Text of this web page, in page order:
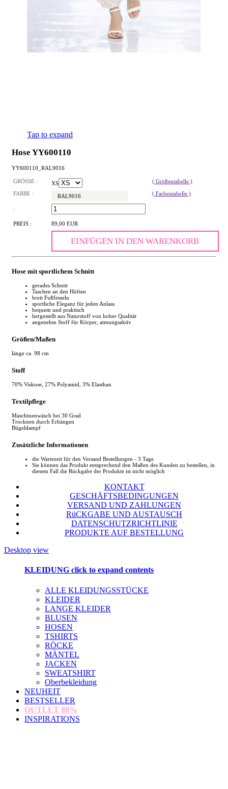
Tap to expand
Hose YY600110
YY600110_RAL9016
GRÖSSE : XS
( Größentabelle )
FARBE :
RAL9016 ( Farbentabelle )
:
PREIS : 89,00 EUR
EINFÜGEN IN DEN WARENKORB
Hose mit sportlichem Schnitt
gerades Schnitt
Taschen an den Hüften
breit Fußfesseln
sportliche Eleganz für jeden Anlass
bequem und praktisch
hergestellt aus Naturstoff von hoher Qualität
angenehm Stoff für Körper, atmungsaktiv
Größen/Maßen
länge ca. 98 cm
Stoff
70% Viskose, 27% Polyamid, 3% Elasthan
Textilpflege
Maschinenwäsch bei 30 Grad
Trocknen durch Erhängen
Bügeldampf
Zusätzliche Informationen
die Wartezeit für den Versand Bestellungen - 3 Tage
Sie können das Produkt entsprechend den Maßen des Kunden zu bestellen, in
diesem Fall die Rückgabe der Produkte ist nicht möglich
KONTAKT
GESCHÄFTSBEDINGUNGEN
VERSAND UND ZAHLUNGEN
RüCKGABE UND AUSTAUSCH
DATENSCHUTZRICHTLINIE
PRODUKTE AUF BESTELLUNG
Desktop view
KLEIDUNG click to expand contents
ALLE KLEIDUNGSSTÜCKE
KLEIDER
LANGE KLEIDER
BLUSEN
HOSEN
TSHIRTS
RÖCKE
MÄNTEL
JACKEN
SWEATSHIRT
Oberbekleidung
NEUHEIT
BESTSELLER
OUTLET 80%
INSPIRATIONS